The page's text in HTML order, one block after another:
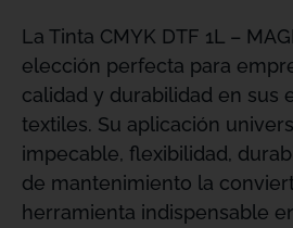
La Tinta CMYK DTF 1L –
elección perfecta para
calidad y durabilidad en sus
textiles. Su aplicación
impecable, flexibilidad,
de mantenimiento la
herramienta indispensable